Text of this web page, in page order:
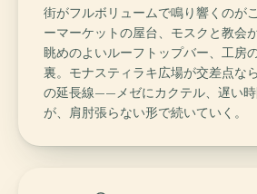
街がフルボリュームで鳴り響くのが
ーマーケットの屋台、モスクと教会
眺めのよいルーフトップバー、工房
裏。モナスティラキ広場が交差点な
の延長線——メゼにカクテル、遅い
が、肩肘張らない形で続いていく。